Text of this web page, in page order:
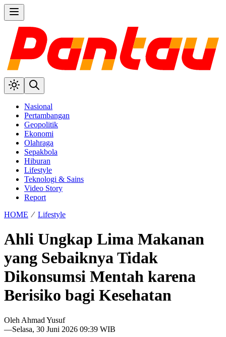
Nasional
Pertambangan
Geopolitik
Ekonomi
Olahraga
Sepakbola
Hiburan
Lifestyle
Teknologi & Sains
Video Story
Report
HOME ⁄ Lifestyle
Ahli Ungkap Lima Makanan
yang Sebaiknya Tidak
Dikonsumsi Mentah karena
Berisiko bagi Kesehatan
Oleh Ahmad Yusuf
—Selasa, 30 Juni 2026 09:39 WIB